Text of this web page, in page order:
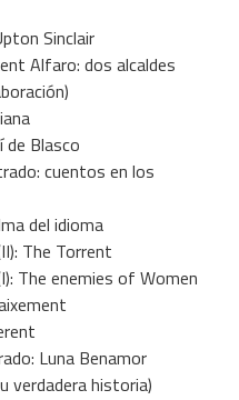
Sinclair
Alfaro: dos alcaldes
de Blasco
cuentos en los
del idioma
The Torrent
The enemies of Women
Luna Benamor
verdadera historia)